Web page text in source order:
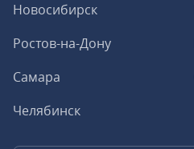
Новосибирск
Ростов-на-Дону
Самара
Челябинск